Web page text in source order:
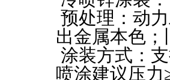
预处理：动
出金属本色
涂装方式：
喷涂建议压力